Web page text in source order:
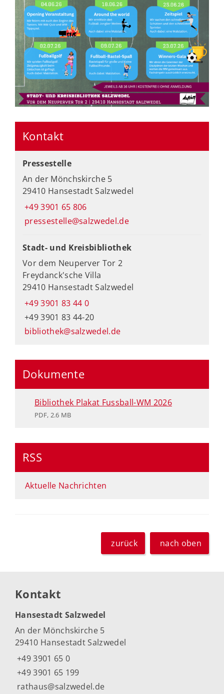
Kontakt
Pressestelle
An der Mönchskirche 5
29410 Hansestadt Salzwedel
+49 3901 65 806
pressestelle@salzwedel.de
Stadt- und Kreisbibliothek
Vor dem Neuperver Tor 2
Freydanck'sche Villa
29410 Hansestadt Salzwedel
+49 3901 83 44 0
+49 3901 83 44-20
bibliothek@salzwedel.de
Dokumente
Bibliothek Plakat Fussball-WM 2026
PDF, 2.6 MB
RSS
Aktuelle Nachrichten
zurück nach oben
Kontakt
Hansestadt Salzwedel
An der Mönchskirche 5
29410 Hansestadt Salzwedel
+49 3901 65 0
+49 3901 65 199
rathaus@salzwedel.de